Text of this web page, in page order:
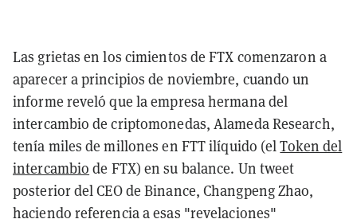
Las grietas en los cimientos de FTX comenzaron a
aparecer a principios de noviembre, cuando un
informe reveló que la empresa hermana del
intercambio de criptomonedas, Alameda Research,
tenía miles de millones en FTT ilíquido (elToken del
intercambio de FTX) en su balance. Un tweet
posterior del CEO de Binance, Changpeng Zhao,
haciendo referencia a esas "revelaciones"